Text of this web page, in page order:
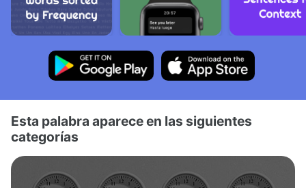
Esta palabra aparece en las siguientes
categorías